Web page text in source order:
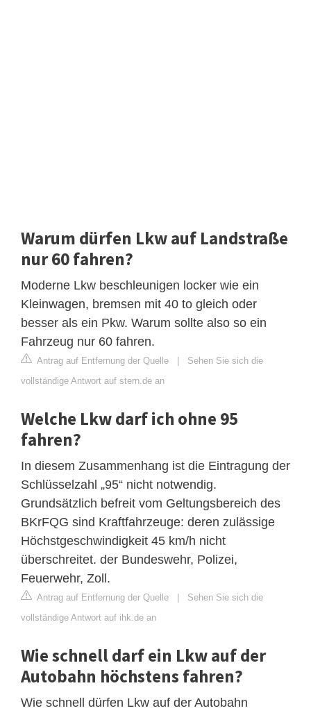
Warum dürfen Lkw auf Landstraße
nur 60 fahren?
Moderne Lkw beschleunigen locker wie ein
Kleinwagen, bremsen mit 40 to gleich oder
besser als ein Pkw. Warum sollte also so ein
Fahrzeug nur 60 fahren.
Antrag auf Entfernung der Quelle | Sehen Sie sich die
vollständige Antwort auf stern.de an
Welche Lkw darf ich ohne 95
fahren?
In diesem Zusammenhang ist die Eintragung der
Schlüsselzahl „95“ nicht notwendig.
Grundsätzlich befreit vom Geltungsbereich des
BKrFQG sind Kraftfahrzeuge: deren zulässige
Höchstgeschwindigkeit 45 km/h nicht
überschreitet. der Bundeswehr, Polizei,
Feuerwehr, Zoll.
Antrag auf Entfernung der Quelle | Sehen Sie sich die
vollständige Antwort auf ihk.de an
Wie schnell darf ein Lkw auf der
Autobahn höchstens fahren?
Wie schnell dürfen Lkw auf der Autobahn